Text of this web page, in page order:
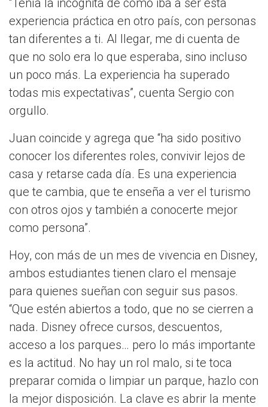
“Tenía la incógnita de cómo iba a ser esta
experiencia práctica en otro país, con personas
tan diferentes a ti. Al llegar, me di cuenta de
que no solo era lo que esperaba, sino incluso
un poco más. La experiencia ha superado
todas mis expectativas”, cuenta Sergio con
orgullo.
Juan coincide y agrega que “ha sido positivo
conocer los diferentes roles, convivir lejos de
casa y retarse cada día. Es una experiencia
que te cambia, que te enseña a ver el turismo
con otros ojos y también a conocerte mejor
como persona”.
Hoy, con más de un mes de vivencia en Disney,
ambos estudiantes tienen claro el mensaje
para quienes sueñan con seguir sus pasos.
“Que estén abiertos a todo, que no se cierren a
nada. Disney ofrece cursos, descuentos,
acceso a los parques… pero lo más importante
es la actitud. No hay un rol malo, si te toca
preparar comida o limpiar un parque, hazlo con
la mejor disposición. La clave es abrir la mente